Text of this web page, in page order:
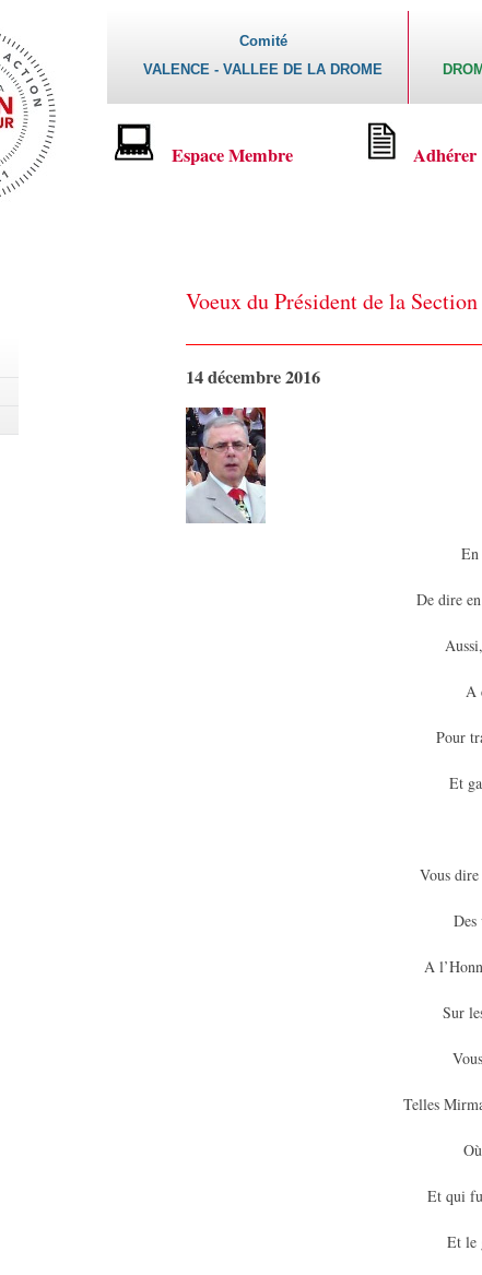
Comité
VALENCE - VALLEE DE LA DROME
Espace Membre Adhérer
Voeux du Président de la
14 décembre 2016
De dire
A
Pour
Et
Vous
Des
A
Sur
Telles
Et qui
Et le